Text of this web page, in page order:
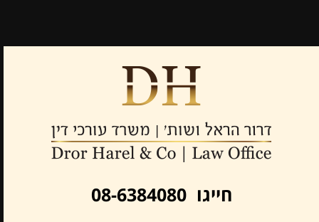
חייגו 08-6384080